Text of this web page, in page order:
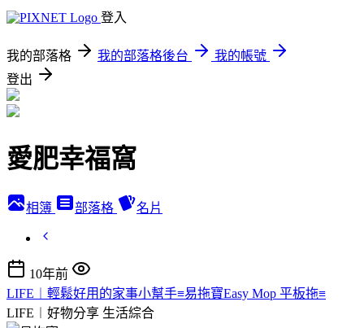
登入
我的部落格 我的部落格後台
我的帳號
登出
愛肥幸福窩
相簿 部落格 名片
10年前
LIFE︱輕鬆好用的家事小幫手≡易拖寶Easy Mop 平板拖≡
LIFE︱好物分享 生活綜合